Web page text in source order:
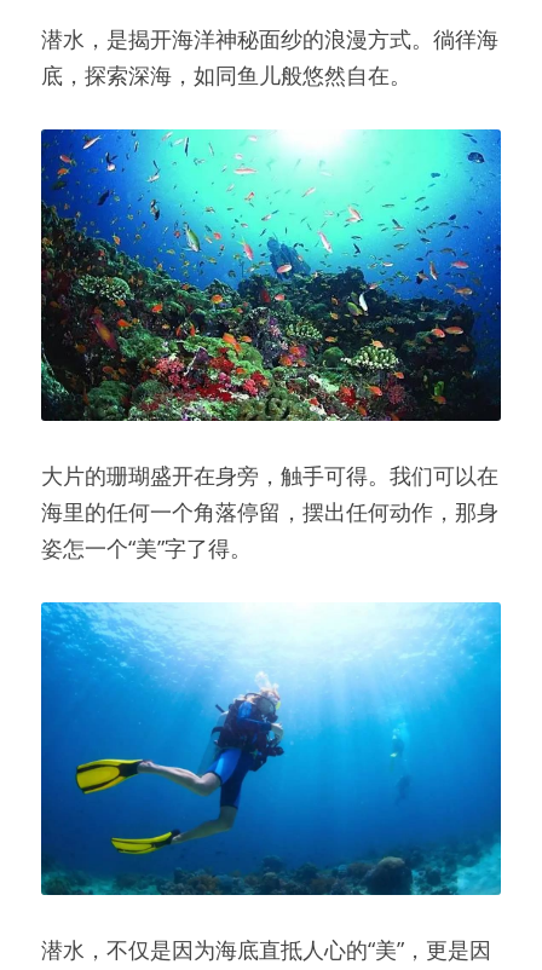
潜水，是揭开海洋神秘面纱的浪漫方式。徜徉海
底，探索深海，如同鱼儿般悠然自在。
大片的珊瑚盛开在身旁，触手可得。我们可以在
海里的任何一个角落停留，摆出任何动作，那身
姿怎一个“美”字了得。
潜水，不仅是因为海底直抵人心的“美”，更是因